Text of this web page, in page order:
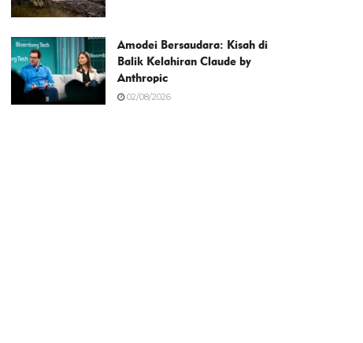
Amodei Bersaudara: Kisah di
Balik Kelahiran Claude by
Anthropic
02/08/2026